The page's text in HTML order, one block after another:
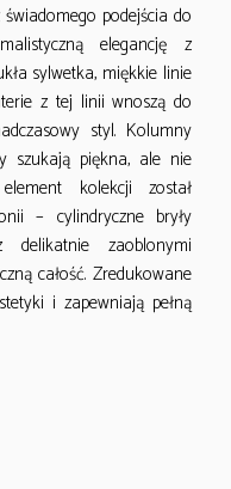
podejścia do
elegancję z
sylwetka, miękkie linie
z tej linii wnoszą do
styl. Kolumny
szukają piękna, ale nie
kolekcji został
– cylindryczne bryły
delikatnie zaoblonymi
całość. Zredukowane
i zapewniają pełną